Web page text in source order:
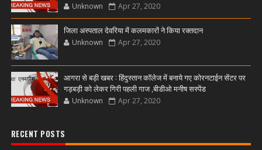
Unknown Apr 27, 2020
जिला अस्पताल देवरिया में कलमकारों ने किया रक्तदान
Unknown Apr 27, 2020
आगरा से बड़ी खबर : हिंदुस्तान कॉलेज में बनाये गए कोरनटाईन सेंटर पर
गड़बड़ी को लेकर गिरी पहली गाज ,बीडीओ मनीष सस्पेंड
Unknown Apr 27, 2020
RECENT POSTS